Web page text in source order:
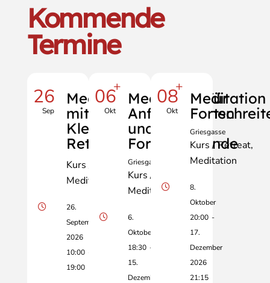
Kommende
Termine
26
Sep
Meditationstag
mit Manfred
Klell - City-
Retreat
Kurs / Retreat
Meditation
26.
September
2026
10:00
19:00
06+
Okt
Meditation für
Anfänger:innen
und
Fortschreitende
Griesgasse
Kurs / Retreat
Meditation
6.
Oktober
18:30 -
15.
Dezember
08+
Okt
Griesgasse
Kurs / Retreat
Meditation
8.
Oktober
20:00 -
17.
Dezember
2026
21:15